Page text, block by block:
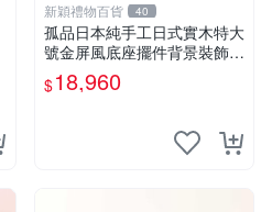
新穎禮物百貨 40
孤品日本純手工日式實木特大
號金屏風底座擺件背景裝飾展
示臺
$18,960